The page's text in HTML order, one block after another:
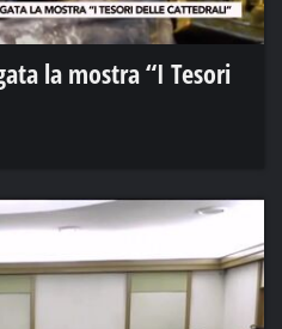
la mostra “I Tesori